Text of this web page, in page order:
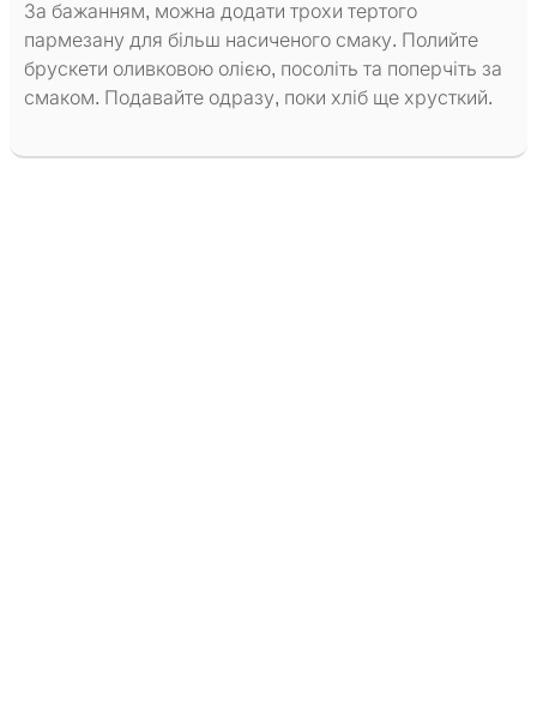
За бажанням, можна додати трохи тертого
пармезану для більш насиченого смаку. Полийте
брускети оливковою олією, посоліть та поперчіть за
смаком. Подавайте одразу, поки хліб ще хрусткий.